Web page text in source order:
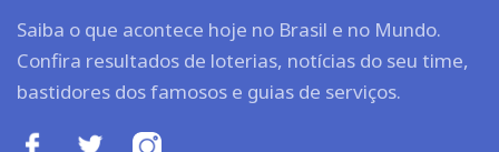
Saiba o que acontece hoje no Brasil e no Mundo.
Confira resultados de loterias, notícias do seu time,
bastidores dos famosos e guias de serviços.